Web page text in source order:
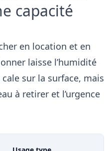
capacité
en location et en
laisse l’humidité
cale sur la surface, mais
à retirer et l’urgence